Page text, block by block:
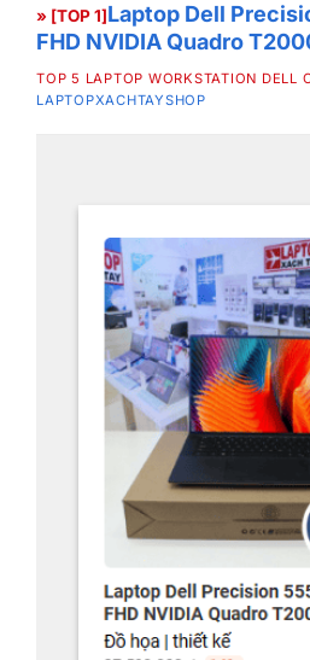
» [TOP 1]Laptop Dell
FHD NVIDIA Quadro
TOP 5 LAPTOP WORKSTATION DELL
LAPTOPXACHTAYSHOP